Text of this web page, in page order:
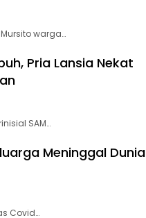
Mursito warga…
Pria Lansia Nekat
SAM…
Meninggal Dunia
Covid…